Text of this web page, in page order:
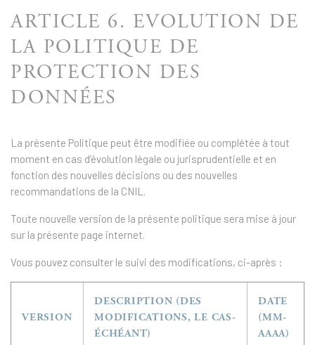
ARTICLE 6. EVOLUTION DE
LA POLITIQUE DE
PROTECTION DES
DONNÉES
La présente Politique peut être modifiée ou complétée à tout
moment en cas d’évolution légale ou jurisprudentielle et en
fonction des nouvelles décisions ou des nouvelles
recommandations de la CNIL.
Toute nouvelle version de la présente politique sera mise à jour
sur la présente page internet.
Vous pouvez consulter le suivi des modifications, ci-après :
VERSION
DESCRIPTION (DES
MODIFICATIONS, LE CAS-
ÉCHÉANT)
DATE
(MM-
AAAA)